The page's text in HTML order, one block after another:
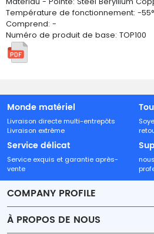
Température de fonctionnement: -
Comprend: -
Numéro de produit de base: TOP100
Monde matériel
Livraison directe multi-entrepôts
Livraison extrême
Service délicat
Service exquis et garantie après-
vente
COMPANY PROFILE
À PROPOS DE NOUS